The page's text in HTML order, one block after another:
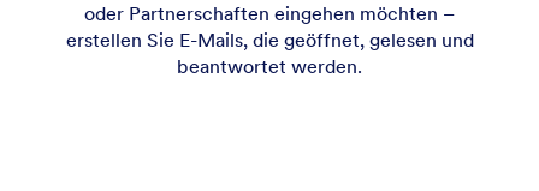
oder Partnerschaften eingehen möchten –
erstellen Sie E-Mails, die geöffnet, gelesen und
beantwortet werden.